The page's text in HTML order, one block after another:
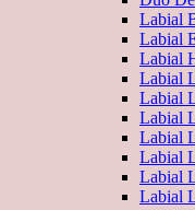
Labial
Labial
Labial
Labial
Labial
Labial
Labial
Labial
Labial
Labial